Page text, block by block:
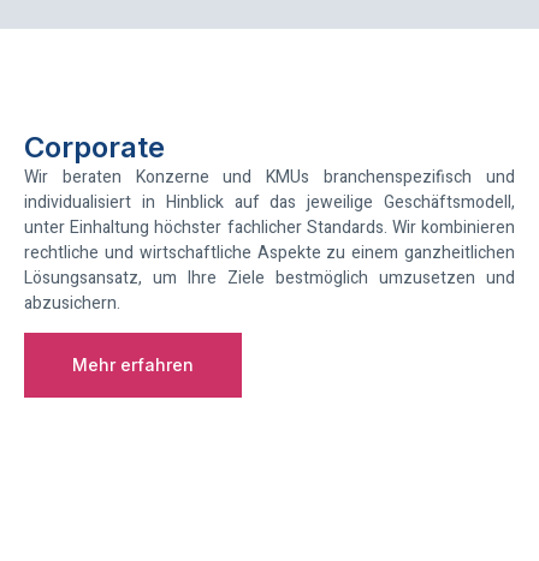
Corporate
Wir beraten Konzerne und KMUs branchenspezifisch und
individualisiert in Hinblick auf das jeweilige Geschäftsmodell,
unter Einhaltung höchster fachlicher Standards. Wir kombinieren
rechtliche und wirtschaftliche Aspekte zu einem ganzheitlichen
Lösungsansatz, um Ihre Ziele bestmöglich umzusetzen und
abzusichern.
Mehr erfahren